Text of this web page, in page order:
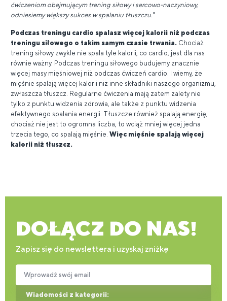
ćwiczeniom obejmującym trening siłowy i sercowo-naczyniowy,
odniesiemy większy sukces w spalaniu tłuszczu. "
Podczas treningu cardio spalasz więcej kalorii niż podczas
treningu siłowego o takim samym czasie trwania. Chociaż
trening siłowy zwykle nie spala tyle kalorii, co cardio, jest dla nas
równie ważny. Podczas treningu siłowego budujemy znacznie
więcej masy mięśniowej niż podczas ćwiczeń cardio. I wiemy, że
mięśnie spalają więcej kalorii niż inne składniki naszego organizmu,
zwłaszcza tłuszcz. Regularne ćwiczenia mają zatem zalety nie
tylko z punktu widzenia zdrowia, ale także z punktu widzenia
efektywnego spalania energii. Tłuszcze również spalają energię,
chociaż nie jest to ogromna liczba, to wciąż mniej więcej jedna
trzecia tego, co spalają mięśnie. Więc mięśnie spalają więcej
kalorii niż tłuszcz.
DOŁĄCZ DO NAS!
Zapisz się do newslettera i uzyskaj zniżkę
Wiadomości z kategorii:
Wprowadź swój email